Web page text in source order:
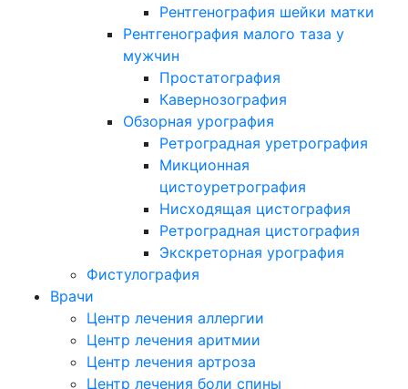
Рентгенография шейки матки
Рентгенография малого таза у
мужчин
Простатография
Кавернозография
Обзорная урография
Ретроградная уретрография
Микционная
цистоуретрография
Нисходящая цистография
Ретроградная цистография
Экскреторная урография
Фистулография
Врачи
Центр лечения аллергии
Центр лечения аритмии
Центр лечения артроза
Центр лечения боли спины